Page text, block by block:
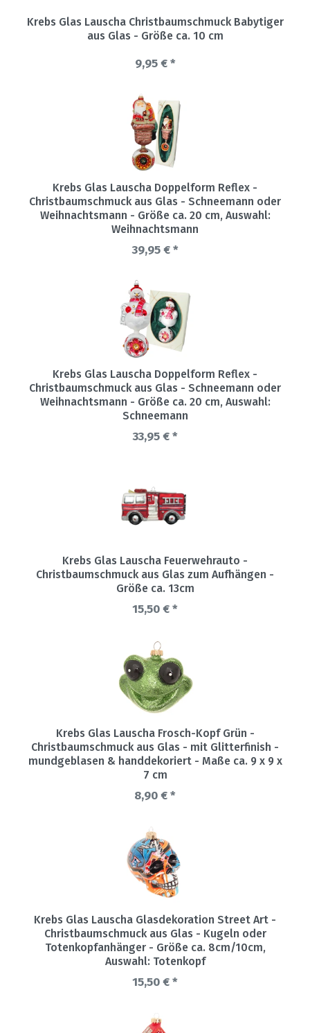
Krebs Glas Lauscha Christbaumschmuck Babytiger
aus Glas - Größe ca. 10 cm
9,95 € *
Krebs Glas Lauscha Doppelform Reflex -
Christbaumschmuck aus Glas - Schneemann oder
Weihnachtsmann - Größe ca. 20 cm, Auswahl:
Weihnachtsmann
39,95 € *
Krebs Glas Lauscha Doppelform Reflex -
Christbaumschmuck aus Glas - Schneemann oder
Weihnachtsmann - Größe ca. 20 cm, Auswahl:
Schneemann
33,95 € *
Krebs Glas Lauscha Feuerwehrauto -
Christbaumschmuck aus Glas zum Aufhängen -
Größe ca. 13cm
15,50 € *
Krebs Glas Lauscha Frosch-Kopf Grün -
Christbaumschmuck aus Glas - mit Glitterfinish -
mundgeblasen & handdekoriert - Maße ca. 9 x 9 x
7 cm
8,90 € *
Krebs Glas Lauscha Glasdekoration Street Art -
Christbaumschmuck aus Glas - Kugeln oder
Totenkopfanhänger - Größe ca. 8cm/10cm,
Auswahl: Totenkopf
15,50 € *